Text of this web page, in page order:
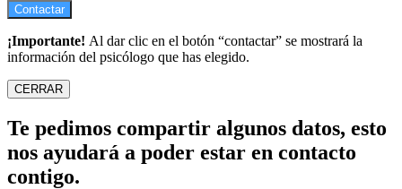
Contactar
¡Importante! Al dar clic en el botón “contactar” se mostrará la
información del psicólogo que has elegido.
CERRAR
Te pedimos compartir algunos datos, esto
nos ayudará a poder estar en contacto
contigo.